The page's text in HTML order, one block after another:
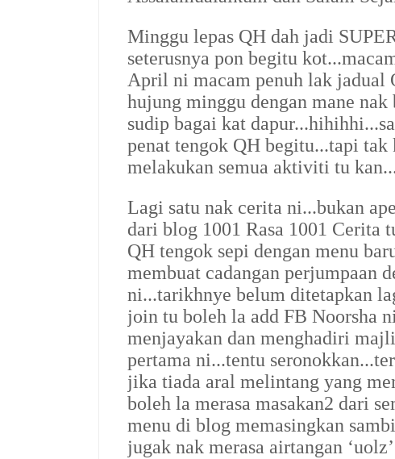
Minggu lepas QH dah jadi
seterusnya pon begitu
April ni macam penuh lak jadual
hujung minggu dengan mane
sudip bagai kat
penat tengok QH begitu...tapi
melakukan semua aktiviti tu
Lagi satu nak cerita ni...bukan
dari blog 1001 Rasa 1001 Cerita
QH tengok sepi dengan menu
membuat cadangan perjumpaan
ni...tarikhnye belum ditetapkan
join tu boleh la add FB Noorsha
menjayakan dan menghadiri
pertama ni...tentu
jika tiada aral melintang yang
boleh la merasa masakan2 dari
menu di blog memasingkan
jugak nak merasa airtangan